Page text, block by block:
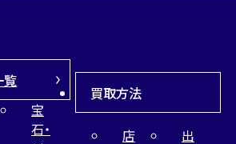
覧
宝
石・
買取方法
店
出